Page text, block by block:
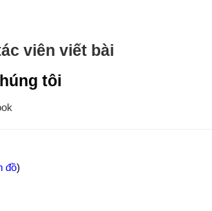
viên viết bài
tôi
đồ)